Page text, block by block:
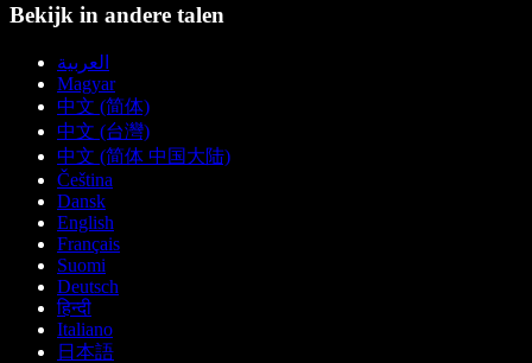
Bekijk in andere talen
العربية
Magyar
中文 (简体)
中文 (台灣)
中文 (简体 中国大陆)
Čeština
Dansk
English
Français
Suomi
Deutsch
हिन्दी
Italiano
日本語